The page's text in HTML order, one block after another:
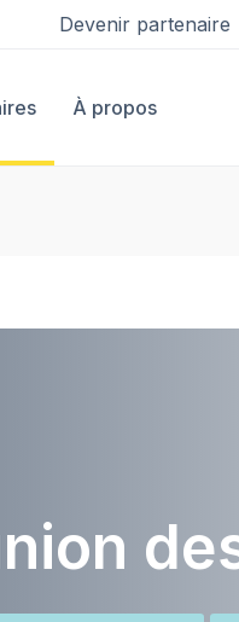
Devenir partenaire
À propos